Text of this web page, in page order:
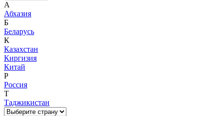
А
Абхазия
Б
Беларусь
К
Казахстан
Киргизия
Китай
Р
Россия
Т
Таджикистан